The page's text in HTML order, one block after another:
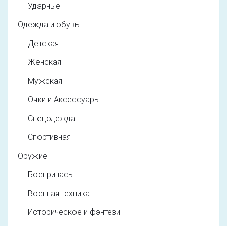
Ударные
Одежда и обувь
Детская
Женская
Мужская
Очки и Аксессуары
Спецодежда
Спортивная
Оружие
Боеприпасы
Военная техника
Историческое и фэнтези